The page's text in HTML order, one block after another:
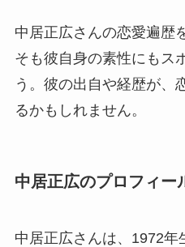
中居正広さんの恋愛遍歴
そも彼自身の素性にもス
う。彼の出自や経歴が、
るかもしれません。
中居正広のプロフィー
中居正広さんは、1972年